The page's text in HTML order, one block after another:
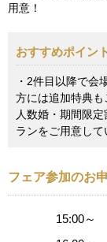
用意！
おすすめポイント
・2件目以降で会
方には追加特典
人数婚・期間限
ランをご用意して
フェア参加のお
15:00～